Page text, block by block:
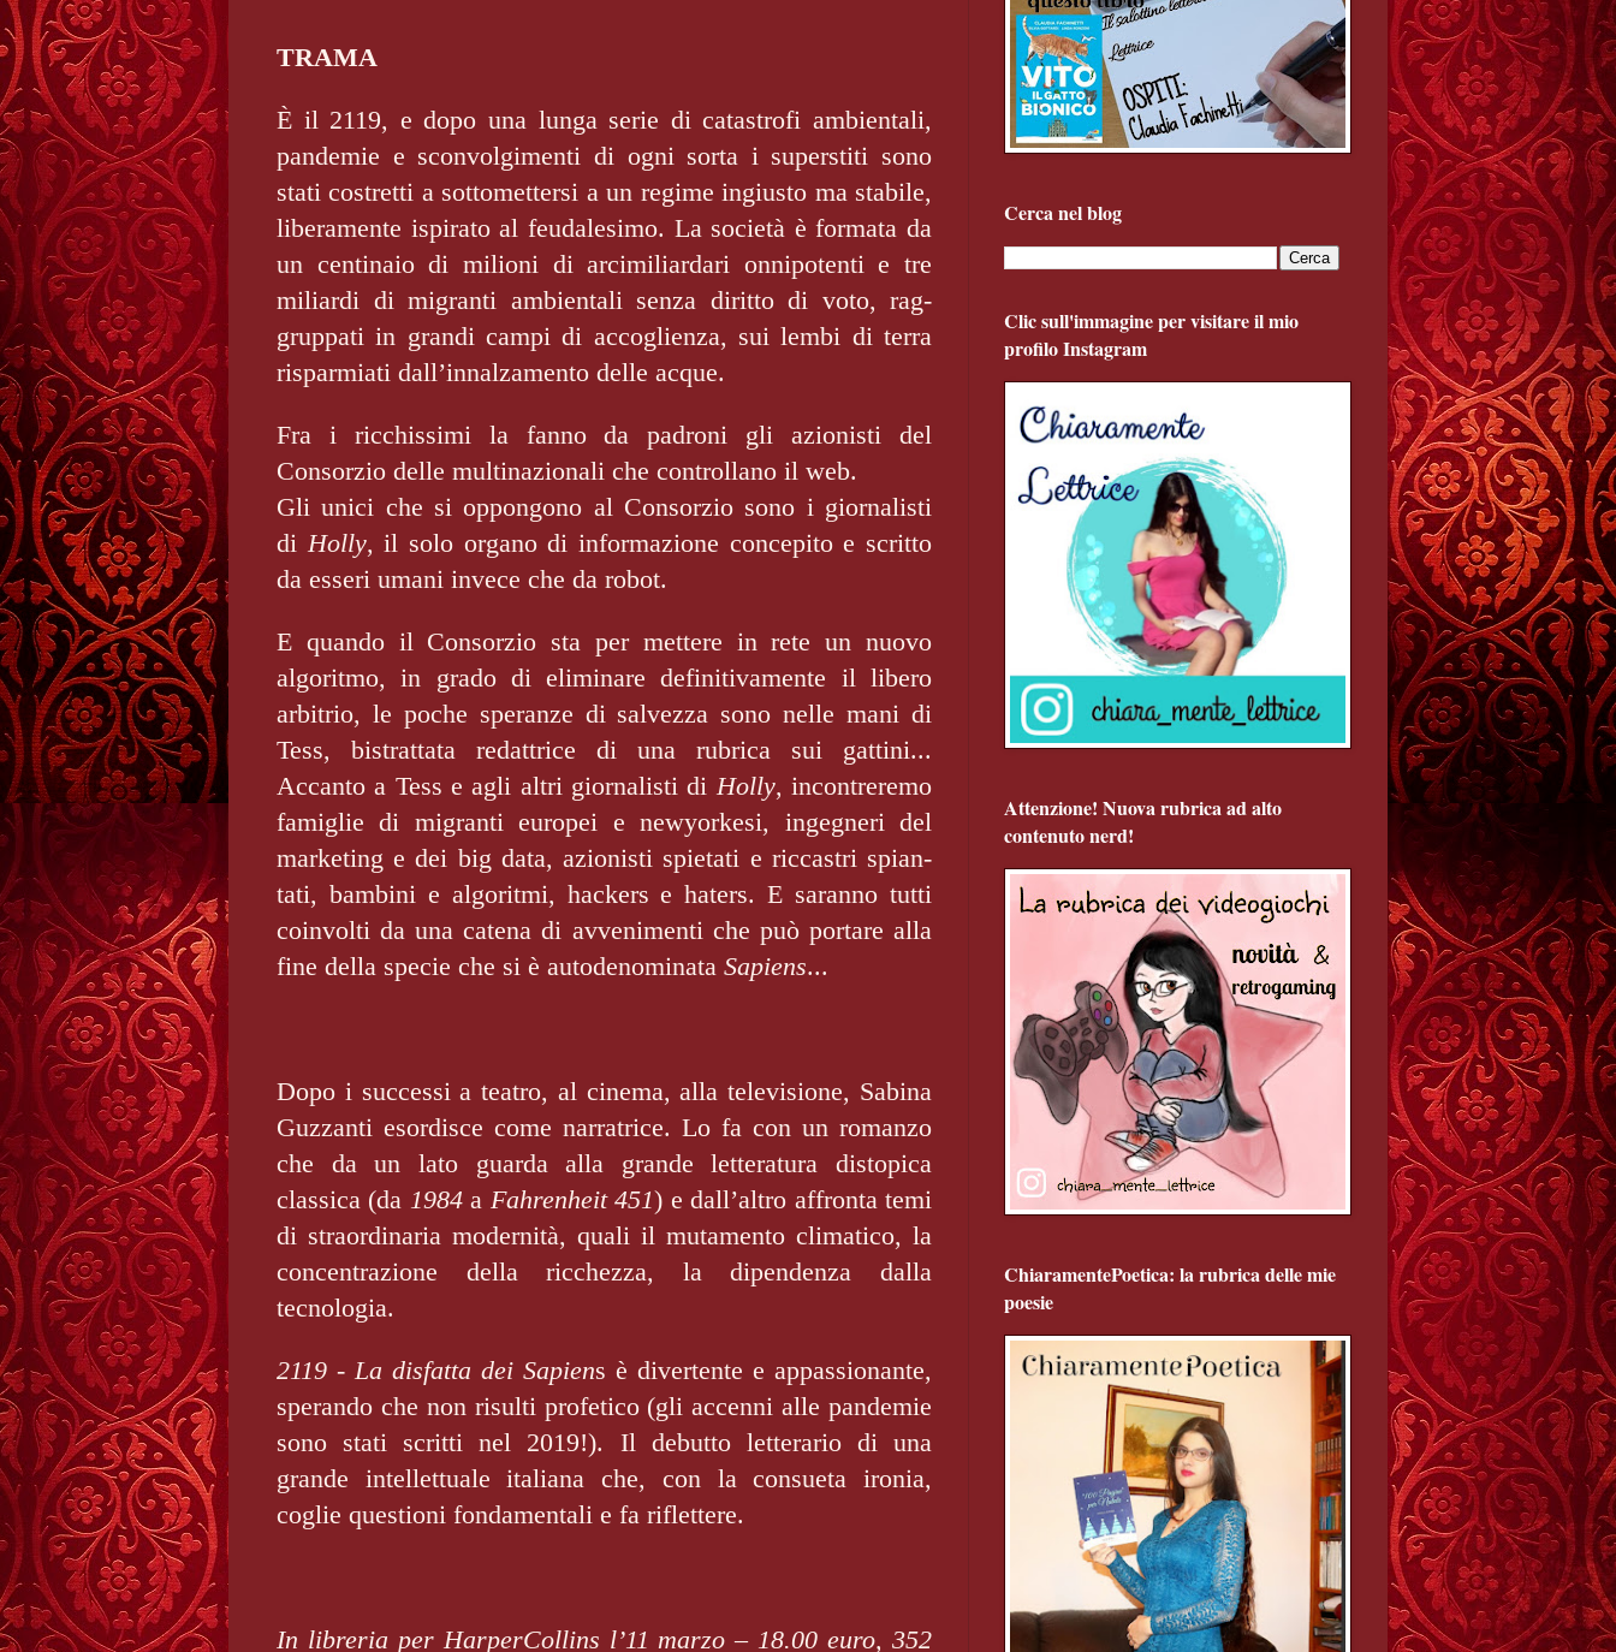
TRAMA
È il 2119, e dopo una lunga serie di catastro­fi ambientali,
pandemie e sconvolgimenti di ogni sorta i superstiti sono
stati costretti a sottomettersi a un regime ingiusto ma sta­bile,
liberamente ispirato al feudalesimo. La società è formata da
un centinaio di milioni di arcimiliardari onnipotenti e tre
miliardi di migranti ambientali senza diritto di voto, rag­
gruppati in grandi campi di accoglienza, sui lembi di terra
risparmiati dall’innalzamento delle acque.
Fra i ricchissimi la fanno da padroni gli azio­nisti del
Consorzio delle multinazionali che controllano il web.
Gli unici che si oppongono al Consorzio sono i giornalisti
di Holly, il solo organo di infor­mazione concepito e scritto
da esseri umani invece che da robot.
E quando il Consorzio sta per mettere in rete un nuovo
algoritmo, in grado di eliminare defini­tivamente il libero
arbitrio, le poche speranze di salvezza sono nelle mani di
Tess, bistrattata redattrice di una rubrica sui gattini...
Accanto a Tess e agli altri giornalisti di Holly, incontreremo
famiglie di migranti europei e newyorkesi, ingegneri del
marketing e dei big data, azionisti spietati e riccastri spian­
tati, bambini e algoritmi, hackers e haters. E saranno tutti
coinvolti da una catena di avve­nimenti che può portare alla
fine della specie che si è autodenominata Sapiens...
Dopo i successi a teatro, al cinema, alla tele­visione, Sabina
Guzzanti esordisce come nar­ratrice. Lo fa con un romanzo
che da un lato guarda alla grande letteratura distopica
classica (da 1984a Fahrenheit 451) e dall’altro affronta temi
di straordinaria modernità, quali il mutamento climatico, la
concentra­zione della ricchezza, la dipendenza dalla
tecnologia.
2119 - La disfatta dei Sapiens è divertente e appassionante,
sperando che non risulti pro­fetico (gli accenni alle pandemie
sono stati scritti nel 2019!). Il debutto letterario di una
grande intellettuale italiana che, con la con­sueta ironia,
coglie questioni fondamentali e fa riflettere.
In libreria per HarperCollins l’11 marzo – 18.00 euro, 352
Cerca nel blog
Clic sull'immagine per visitare il mio
profilo Instagram
Attenzione! Nuova rubrica ad alto
contenuto nerd!
ChiaramentePoetica: la rubrica delle mie
poesie